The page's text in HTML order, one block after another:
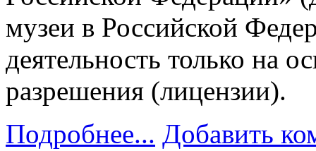
музеи в Российской
деятельность только на
разрешения (лицензии).
Подробнее... Добавить